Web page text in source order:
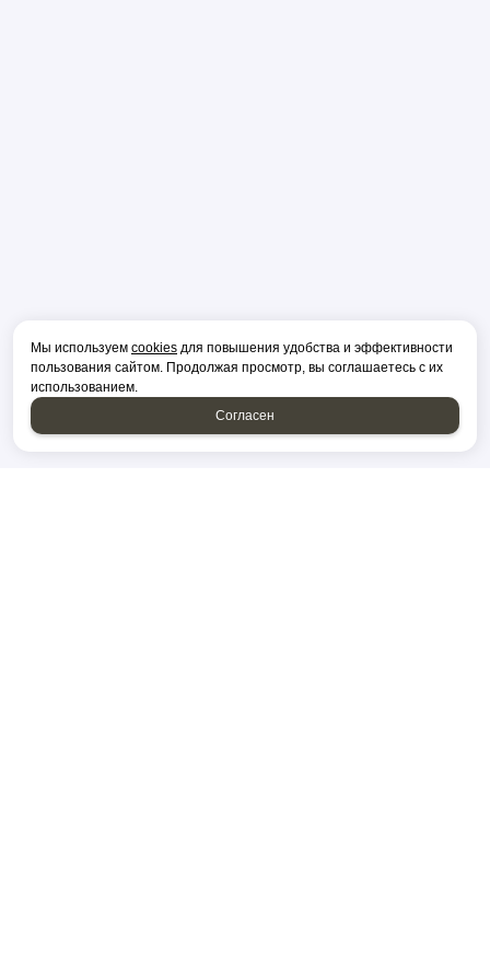
Мы используем cookies для повышения удобства и эффективности
пользования сайтом. Продолжая просмотр, вы соглашаетесь с их
использованием.
Согласен